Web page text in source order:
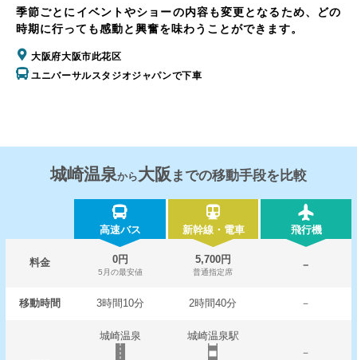
季節ごとにイベントやショーの内容も変更となるため、どの
時期に行っても感動と興奮を味わうことができます。
大阪府大阪市此花区
ユニバーサルスタジオジャパンで下車
城崎温泉から大阪 までの移動手段を比較
高速バス 新幹線・電車 飛行機
料金 0円
5月の最安値
5,700円
普通指定席
－
移動時間 3時間10分 2時間40分 －
城崎温泉
城崎温泉駅
－